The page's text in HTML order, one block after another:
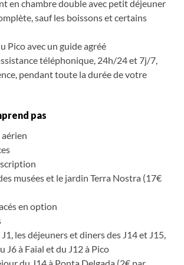
+/- 100m
de Faial & volcans de Capelinhos
randonnée sur le cratère central de l’île
d’altitude, nous découvrons une
m de diamètre et de 400 m de
temps, la vue embrasse l’île, l’océan,
de Sao Jorge et l’alignement des 10
le cratère par un sentier bordé de
nous retrouvons une piste
levada avant de reprendre les taxis
au volcan de Capelinhos. En
mer à un kilomètre de l’extrémité ouest
éruption volcanique qui a duré un an.
l’accumulation des laves et de
une presque-île reliant la terre et
village de pêcheurs de Capelinhos. Un
en chambre double avec petit déjeuner
sauf les boissons et certains
Pico avec un guide agréé
téléphonique, 24h/24 et 7j/7,
pendant toute la durée de votre
pas
musées et le jardin Terra Nostra (17€
en option
J1, les déjeuners et diners des J14 et J15,
J6 à Faial et du J12 à Pico